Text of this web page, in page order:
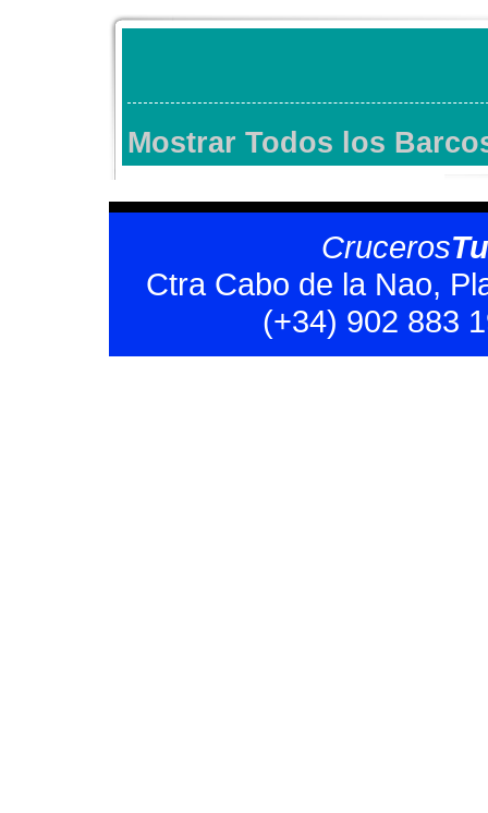
Mostrar Todos los
CrucerosTu
Ctra Cabo de la Nao,
(+34) 902 883